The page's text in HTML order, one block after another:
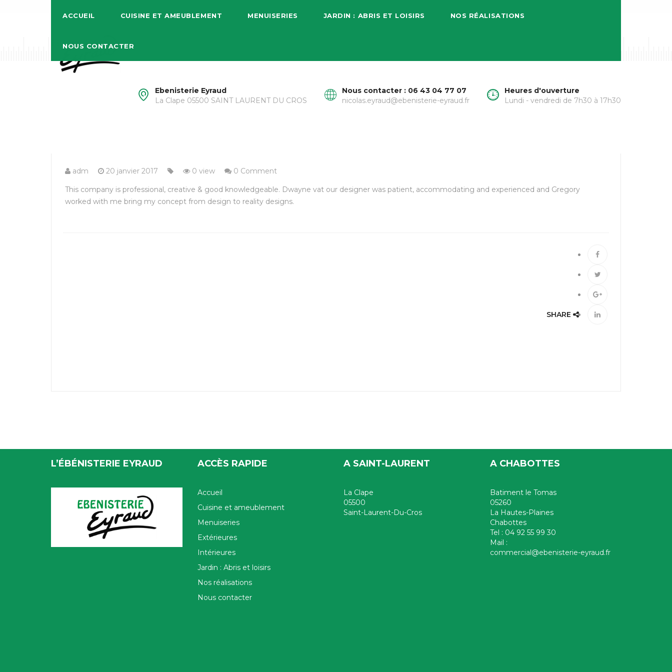
Ebenisterie Eyraud
La Clape 05500 SAINT LAURENT DU CROS
Nous contacter : 06 43 04 77 07
nicolas.eyraud@ebenisterie-eyraud.fr
Heures d'ouverture
Lundi - vendredi de 7h30 à 17h30
ACCUEIL CUISINE ET AMEUBLEMENT MENUISERIES JARDIN : ABRIS ET LOISIRS NOS RÉALISATIONS
NOUS CONTACTER
adm 20 janvier 2017 0 view 0 Comment
This company is professional, creative & good knowledgeable. Dwayne vat our designer was patient, accommodating and experienced and Gregory
worked with me bring my concept from design to reality designs.
SHARE
L’ÉBÉNISTERIE EYRAUD ACCÈS RAPIDE
Accueil
Cuisine et ameublement
Menuiseries
Extérieures
Intérieures
Jardin : Abris et loisirs
Nos réalisations
Nous contacter
A SAINT-LAURENT
La Clape
05500
Saint-Laurent-Du-Cros
A CHABOTTES
Batiment le Tomas
05260
La Hautes-Plaines
Chabottes
Tel : 04 92 55 99 30
Mail :
commercial@ebenisterie-eyraud.fr